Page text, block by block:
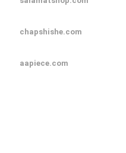
chapshishe.com
aapiece.com